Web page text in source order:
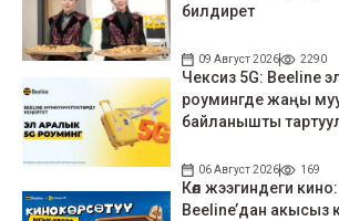
билдирет
09 Август 2026 2290
Чексиз 5G: Beeline
роумингде жаңы
байланышты
06 Август 2026 169
Көл жээгиндеги
Beeline’дан акысыз